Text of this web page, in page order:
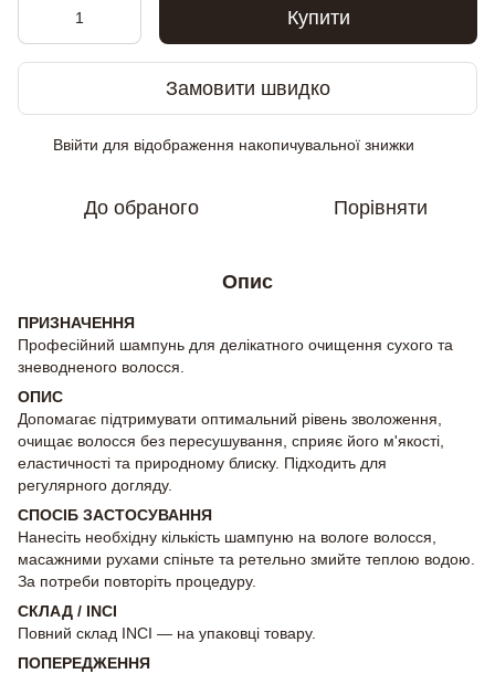
Купити
Замовити швидко
Ввійти для відображення накопичувальної знижки
До обраного Порівняти
Опис
ПРИЗНАЧЕННЯ
Професійний шампунь для делікатного очищення сухого та
зневодненого волосся.
ОПИС
Допомагає підтримувати оптимальний рівень зволоження,
очищає волосся без пересушування, сприяє його м'якості,
еластичності та природному блиску. Підходить для
регулярного догляду.
СПОСІБ ЗАСТОСУВАННЯ
Нанесіть необхідну кількість шампуню на вологе волосся,
масажними рухами спіньте та ретельно змийте теплою водою.
За потреби повторіть процедуру.
СКЛАД / INCI
Повний склад INCI — на упаковці товару.
ПОПЕРЕДЖЕННЯ